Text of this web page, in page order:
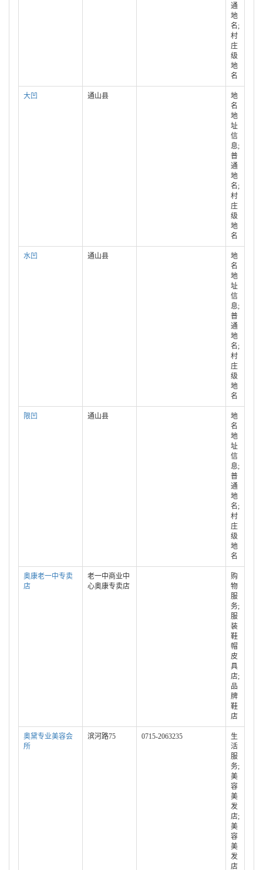
通
地
名;
村
庄
级
地
名
大凹 通山县
地
名
地
址
信
息;
普
通
地
名;
村
庄
级
地
名
水凹 通山县
地
名
地
址
信
息;
普
通
地
名;
村
庄
级
地
名
限凹 通山县
地
名
地
址
信
息;
普
通
地
名;
村
庄
级
地
名
奥康老一中专卖
店
老一中商业中
心奥康专卖店
购
物
服
务;
服
装
鞋
帽
皮
具
店;
品
牌
鞋
店
奥黛专业美容会
所
滨河路75 0715-2063235
生
活
服
务;
美
容
美
发
店;
美
容
美
发
店